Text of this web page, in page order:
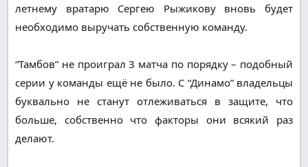
летнему вратарю Сергею Рыжикову вновь будет
необходимо выручать собственную команду.
“Тамбов” не проиграл 3 матча по порядку – подобный
серии у команды ещё не было. С “Динамо” владельцы
буквально не станут отлеживаться в защите, что
больше, собственно что факторы они всякий раз
делают.